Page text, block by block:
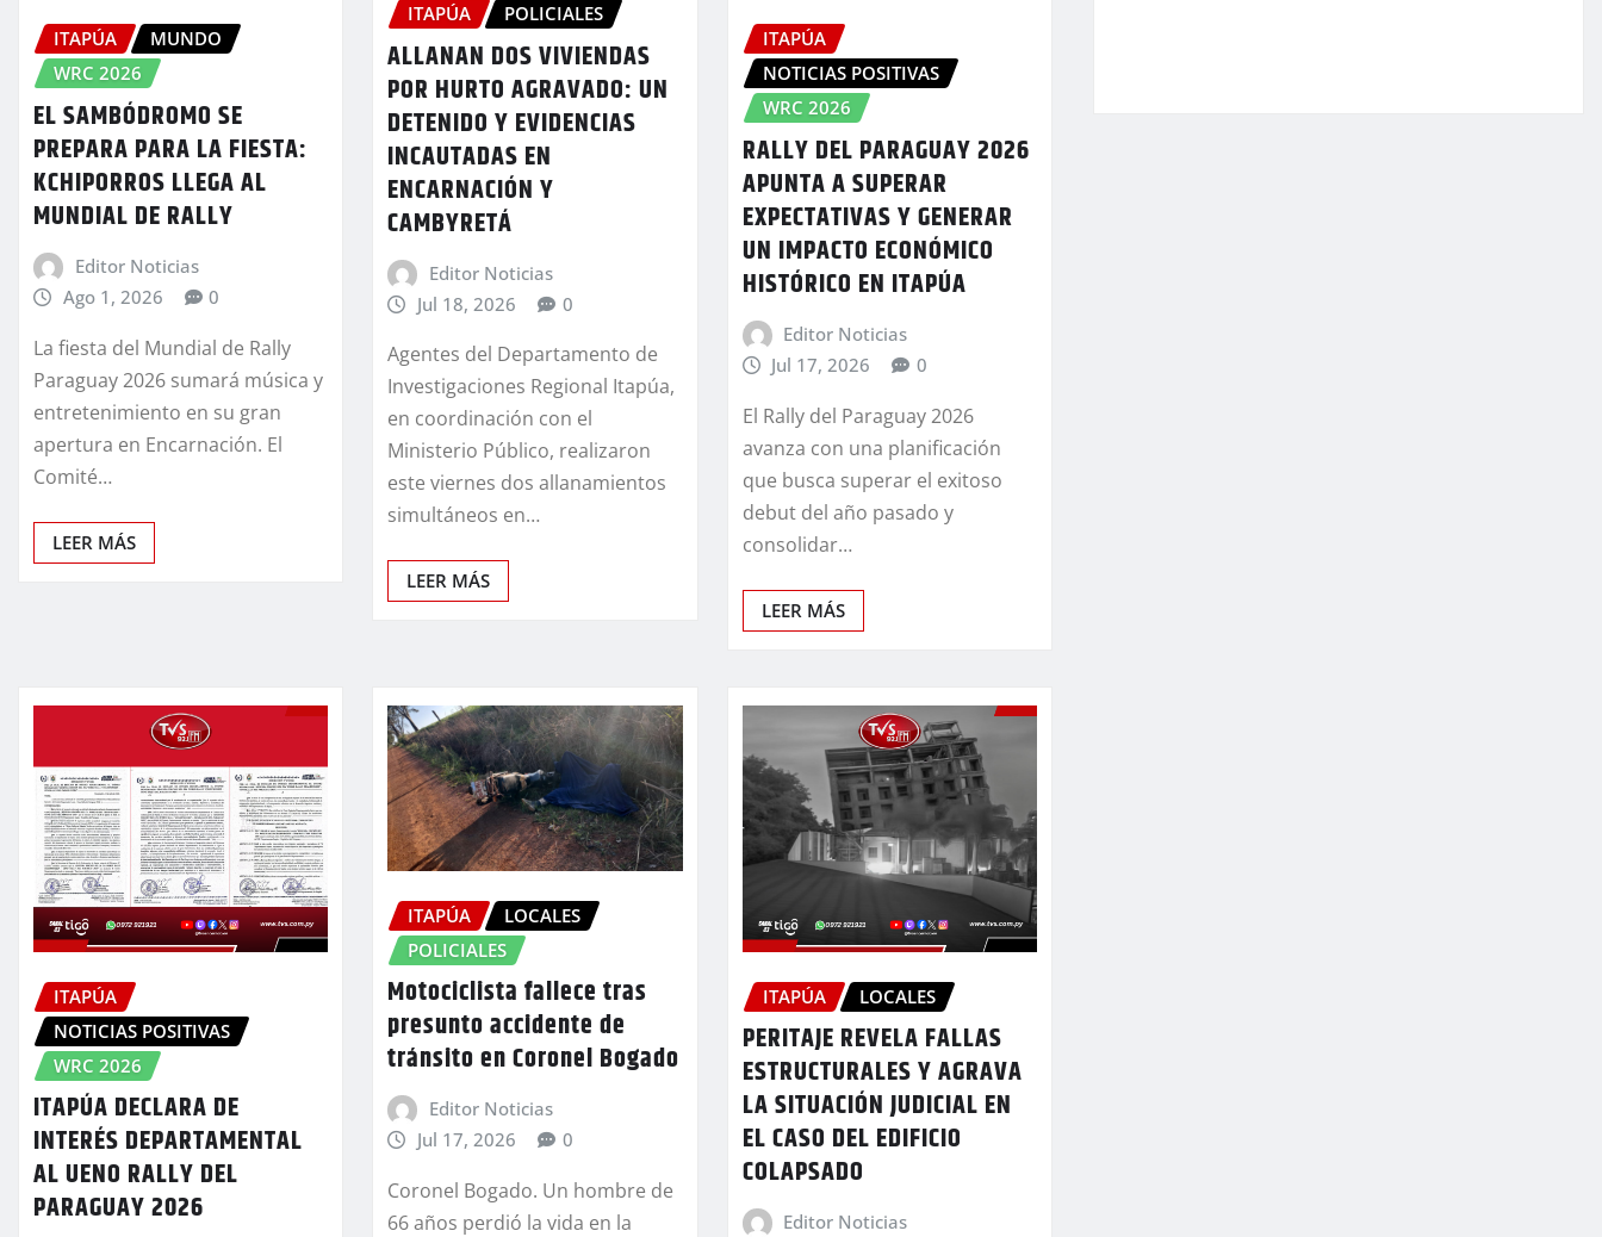
ITAPÚA
MUNDO
WRC 2026
EL SAMBÓDROMO SE
PREPARA PARA LA FIESTA:
KCHIPORROS LLEGA AL
MUNDIAL DE RALLY
Editor Noticias
Ago 1, 2026
0
La fiesta del Mundial de Rally
Paraguay 2026 sumará música y
entretenimiento en su gran
apertura en Encarnación. El
Comité…
LEER MÁS
ITAPÚA POLICIALES
ALLANAN DOS VIVIENDAS
POR HURTO AGRAVADO: UN
DETENIDO Y EVIDENCIAS
INCAUTADAS EN
ENCARNACIÓN Y
CAMBYRETÁ
Editor Noticias
Jul 18, 2026
0
Agentes del Departamento de
Investigaciones Regional Itapúa,
en coordinación con el
Ministerio Público, realizaron
este viernes dos allanamientos
simultáneos en…
LEER MÁS
ITAPÚA
NOTICIAS POSITIVAS
WRC 2026
RALLY DEL PARAGUAY 2026
APUNTA A SUPERAR
EXPECTATIVAS Y GENERAR
UN IMPACTO ECONÓMICO
HISTÓRICO EN ITAPÚA
Editor Noticias
Jul 17, 2026
0
El Rally del Paraguay 2026
avanza con una planificación
que busca superar el exitoso
debut del año pasado y
consolidar…
LEER MÁS
ITAPÚA
NOTICIAS POSITIVAS
WRC 2026
ITAPÚA DECLARA DE
INTERÉS DEPARTAMENTAL
AL UENO RALLY DEL
PARAGUAY 2026
ITAPÚA
LOCALES
POLICIALES
Motociclista fallece tras
presunto accidente de
tránsito en Coronel Bogado
Editor Noticias
Jul 17, 2026
0
Coronel Bogado. Un hombre de
66 años perdió la vida en la
ITAPÚA LOCALES
PERITAJE REVELA FALLAS
ESTRUCTURALES Y AGRAVA
LA SITUACIÓN JUDICIAL EN
EL CASO DEL EDIFICIO
COLAPSADO
Editor Noticias